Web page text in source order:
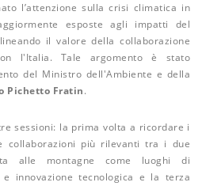
l’attenzione sulla crisi climatica in
esposte agli impatti del
il valore della collaborazione
l'Italia. Tale argomento è stato
del Ministro dell'Ambiente e della
Pichetto Fratin.
sessioni: la prima volta a ricordare i
collaborazioni più rilevanti tra i due
alle montagne come luoghi di
e innovazione tecnologica e la terza